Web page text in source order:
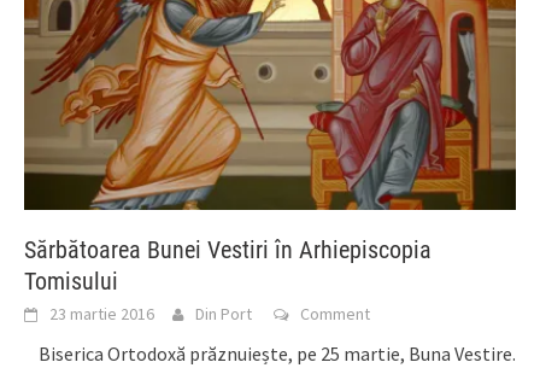
Sărbătoarea Bunei Vestiri în Arhiepiscopia
Tomisului
23 martie 2016 Din Port Comment
Biserica Ortodoxă prăznuiește, pe 25 martie, Buna Vestire.